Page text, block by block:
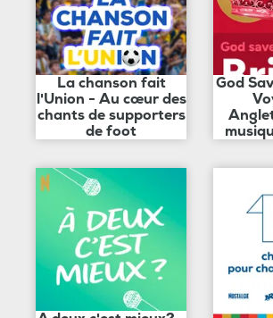
La chanson fait
l'Union - Au cœur des
chants de supporters
de foot
God